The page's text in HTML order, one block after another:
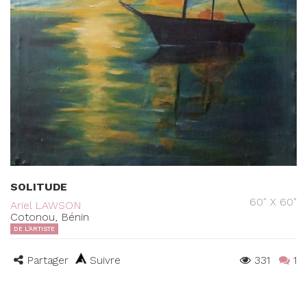
SOLITUDE
Ariel LAWSON
Cotonou, Bénin
60" X 60"
DE L'ARTISTE
Partager Suivre 331 1